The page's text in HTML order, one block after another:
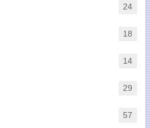
24
18
14
29
57